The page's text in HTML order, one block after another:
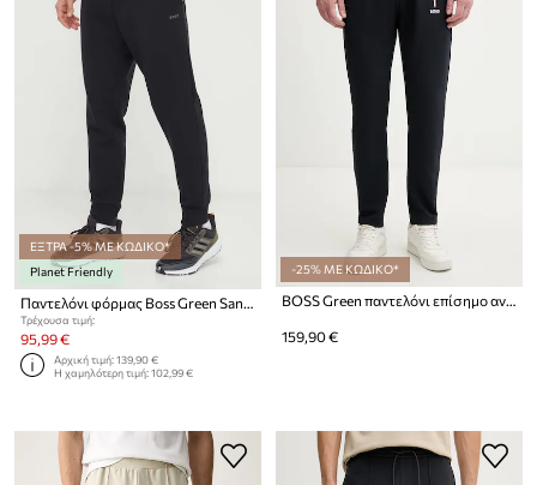
ΕΞΤΡΑ -5% ΜΕ ΚΩΔΙΚΟ*
Planet Friendly
Τρέχουσα τιμή:
95,99 €
Αρχική τιμή:139,90 €
Η χαμηλότερη τιμή:102,99 €
-25% ΜΕ ΚΩΔΙΚΟ*
BOSS Green παντελόνι επίσημο ανδρικό JT_TOC Game
159,90 €